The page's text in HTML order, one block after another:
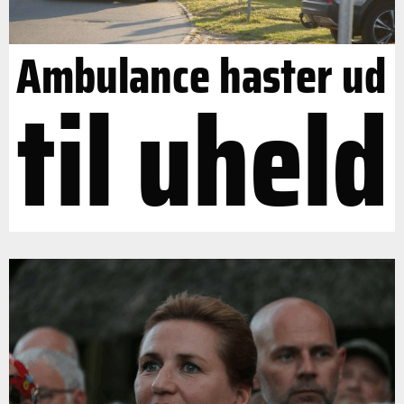
Ambulance haster ud
til uheld